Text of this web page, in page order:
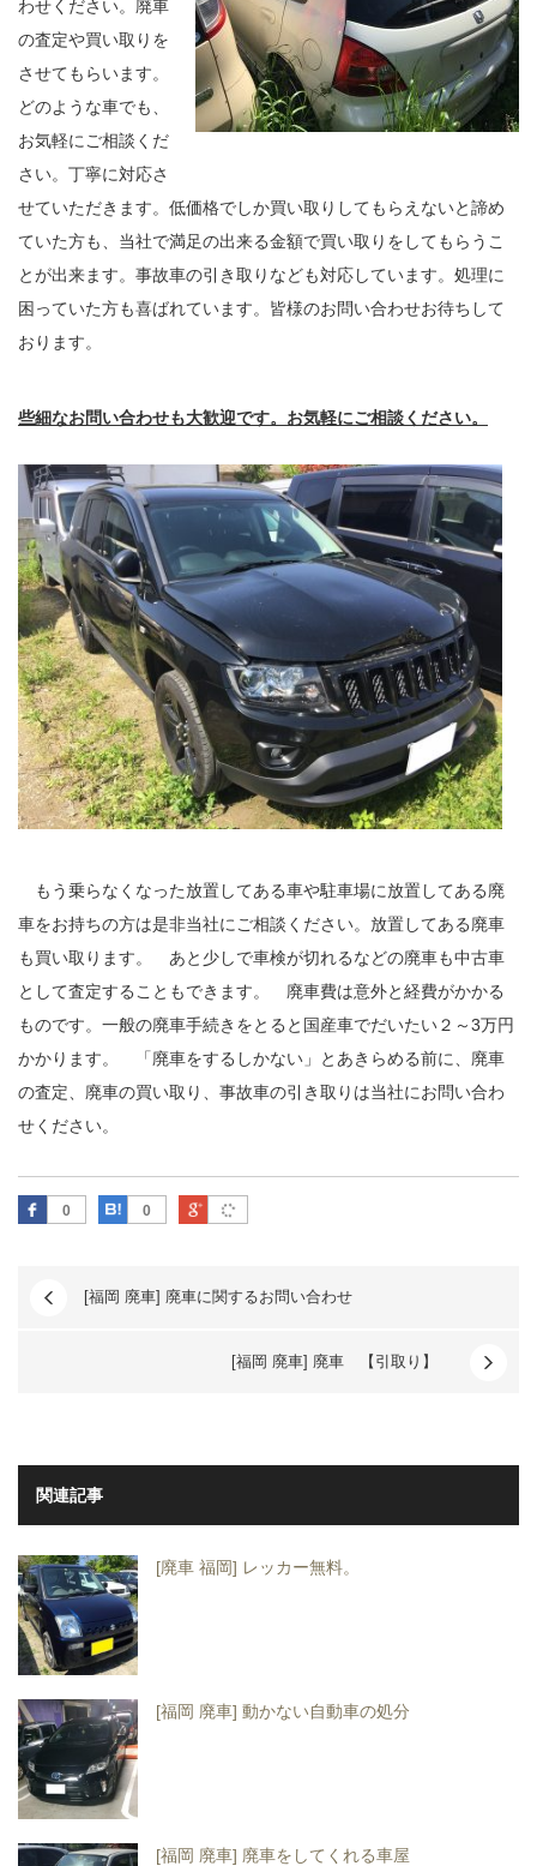
わせください。廃車
の査定や買い取りを
させてもらいます。
どのような車でも、
お気軽にご相談くだ
さい。丁寧に対応さ
せていただきます。低価格でしか買い取りしてもらえないと諦め
ていた方も、当社で満足の出来る金額で買い取りをしてもらうこ
とが出来ます。事故車の引き取りなども対応しています。処理に
困っていた方も喜ばれています。皆様のお問い合わせお待ちして
おります。
些細なお問い合わせも大歓迎です。お気軽にご相談ください。
もう乗らなくなった放置してある車や駐車場に放置してある廃
車をお持ちの方は是非当社にご相談ください。放置してある廃車
も買い取ります。 あと少しで車検が切れるなどの廃車も中古車
として査定することもできます。 廃車費は意外と経費がかかる
ものです。一般の廃車手続きをとると国産車でだいたい２～3万円
かかります。 「廃車をするしかない」とあきらめる前に、廃車
の査定、廃車の買い取り、事故車の引き取りは当社にお問い合わ
せください。
0
Facebook 0
はてなブックマーク
Google Plus
[福岡 廃車] 廃車に関するお問い合わせ
[福岡 廃車] 廃車 【引取り】
関連記事
[廃車 福岡] レッカー無料。
[福岡 廃車] 動かない自動車の処分
[福岡 廃車] 廃車をしてくれる車屋